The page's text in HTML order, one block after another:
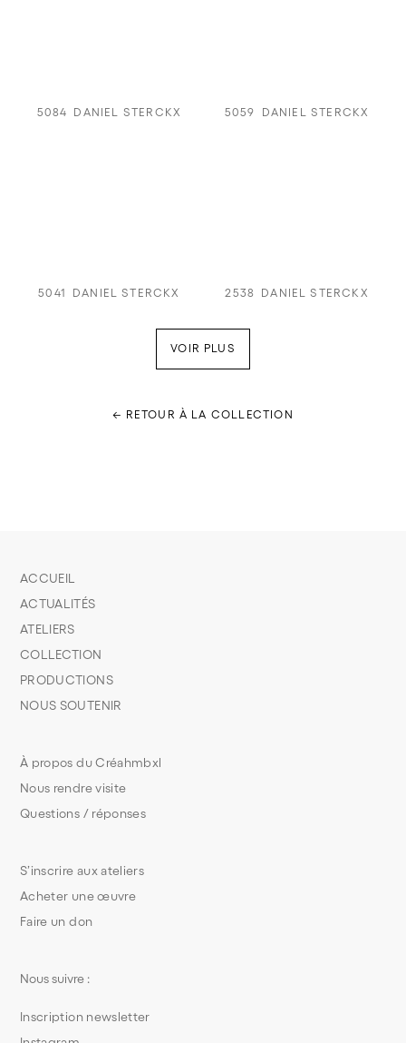
5084 DANIEL STERCKX 5059 DANIEL STERCKX
5041 DANIEL STERCKX 2538 DANIEL STERCKX
VOIR PLUS
← RETOUR À LA COLLECTION
S’inscrire aux ateliers
Acheter une œuvre
Faire un don
À propos du Créahmbxl
Nous rendre visite
Questions / réponses
ACCUEIL
ACTUALITÉS
ATELIERS
COLLECTION
PRODUCTIONS
NOUS SOUTENIR
Nous suivre :
Inscription newsletter